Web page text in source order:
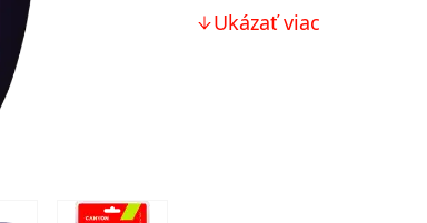
Ukázať viac